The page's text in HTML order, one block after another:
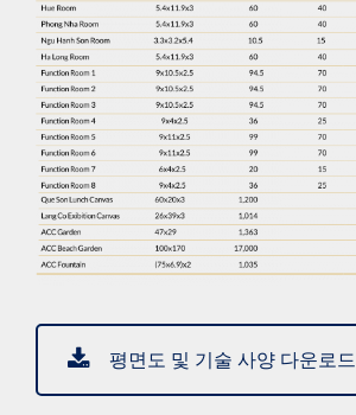
평면도 및 기술 사양 다운로드